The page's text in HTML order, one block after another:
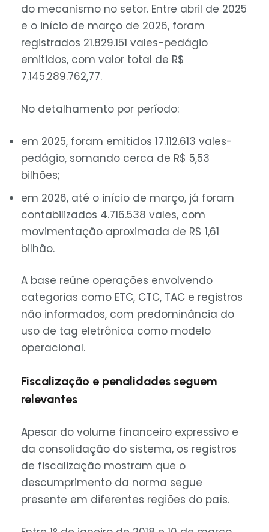
do mecanismo no setor. Entre abril de 2025
e o início de março de 2026, foram
registrados 21.829.151 vales-pedágio
emitidos, com valor total de R$
7.145.289.762,77.
No detalhamento por período:
em 2025, foram emitidos 17.112.613 vales-
pedágio, somando cerca de R$ 5,53
bilhões;
em 2026, até o início de março, já foram
contabilizados 4.716.538 vales, com
movimentação aproximada de R$ 1,61
bilhão.
A base reúne operações envolvendo
categorias como ETC, CTC, TAC e registros
não informados, com predominância do
uso de tag eletrônica como modelo
operacional.
Fiscalização e penalidades seguem
relevantes
Apesar do volume financeiro expressivo e
da consolidação do sistema, os registros
de fiscalização mostram que o
descumprimento da norma segue
presente em diferentes regiões do país.